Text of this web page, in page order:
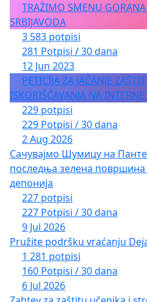
TRAŽIMO SMENU
SRBIJAVODA
3 583 potpisi
281 Potpisi / 30 dana
12 Jun 2023
PETICIJA ZA JAČANJE
ISKORIŠĆAVANJA NA
229 potpisi
229 Potpisi / 30 dana
2 Aug 2026
Сачувајмо Шумицу на
последња зелена површина
депонија
227 potpisi
227 Potpisi / 30 dana
9 Jul 2026
Pružite podršku vraćanju
1 281 potpisi
160 Potpisi / 30 dana
6 Jul 2026